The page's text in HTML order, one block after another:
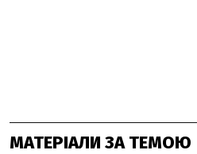
МАТЕРІАЛИ ЗА ТЕМОЮ